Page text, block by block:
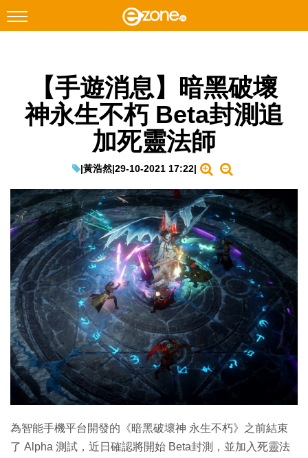
Facebook Instagram
科技焦點
教學評測
EduTech
IT Times
生成式AI與雲端應用
Enterprise Digital Transformation
特集
【手遊消息】暗黑破壞
神永生不朽 Beta封測追
加死靈法師
|黃浩然|29-10-2021 17:22|
為智能手機平台開發的《暗黑破壞神 永生不朽》之前結束
了 Alpha 測試，近日確認將開始 Beta封測，並加入死靈法